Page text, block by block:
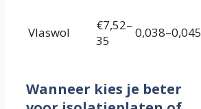
Vlaswol
€7,52–
35
0,038–0,045
Wanneer kies je beter